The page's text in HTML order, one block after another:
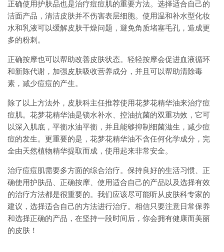
正确使用护肤品也是治疗痘痘肌的重要方法。选择适合自己的
洁面产品，清洁皮肤并不伤害表层细胞。使用温和补水型化妆
水和乳液可以缓解皮肤干燥问题，避免角质堵塞毛孔，造成更
多的粉刺。
正确按摩也可以帮助改善皮肤状态。轻轻按摩会促进血液循环
和新陈代谢，加强皮肤吸收营养成分，并且可以帮助清除毒
素，减少痘痘的产生。
除了以上方法外，皮肤科主任推荐使用花梦花精华油来治疗痘
痘肌。花梦花精华油是锁水补水、控油抗菌的双重功效，它可
以深入肌底，平衡水油平衡，并且能够抑制细菌滋生，减少痘
痘的发生。更重要的是，花梦花精华油不含任何化学成分，完
全由天然植物精华提取而成，使用起来非常安全。
治疗痘痘肌需要多方面的综合治疗。保持良好的生活习惯、正
确使用护肤品、正确按摩、使用适合自己的产品以及选择有效
的治疗方法都是很重要的。我们应该尽可能听从皮肤科专家的
建议，选择适合自己的方法进行治疗。相信只要注意日常保养
和选择正确的产品，在坚持一段时间后，你会拥有健康而美丽
的皮肤！